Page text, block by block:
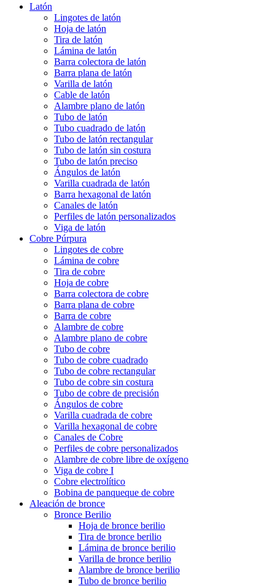
Latón
Lingotes de latón
Hoja de latón
Tira de latón
Lámina de latón
Barra colectora de latón
Barra plana de latón
Varilla de latón
Cable de latón
Alambre plano de latón
Tubo de latón
Tubo cuadrado de latón
Tubo de latón rectangular
Tubo de latón sin costura
Tubo de latón preciso
Ángulos de latón
Varilla cuadrada de latón
Barra hexagonal de latón
Canales de latón
Perfiles de latón personalizados
Viga de latón
Cobre Púrpura
Lingotes de cobre
Lámina de cobre
Tira de cobre
Hoja de cobre
Barra colectora de cobre
Barra plana de cobre
Barra de cobre
Alambre de cobre
Alambre plano de cobre
Tubo de cobre
Tubo de cobre cuadrado
Tubo de cobre rectangular
Tubo de cobre sin costura
Tubo de cobre de precisión
Ángulos de cobre
Varilla cuadrada de cobre
Varilla hexagonal de cobre
Canales de Cobre
Perfiles de cobre personalizados
Alambre de cobre libre de oxígeno
Viga de cobre I
Cobre electrolítico
Bobina de panqueque de cobre
Aleación de bronce
Bronce Berilio
Hoja de bronce berilio
Tira de bronce berilio
Lámina de bronce berilio
Varilla de bronce berilio
Alambre de bronce berilio
Tubo de bronce berilio